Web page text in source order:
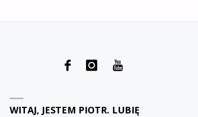
WITAJ, JESTEM PIOTR. LUBIĘ